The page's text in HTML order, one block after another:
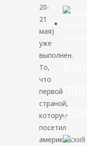
20-
21
мая)
уже
выполнен.
То,
что
первой
страной,
которую
посетил
американский
и